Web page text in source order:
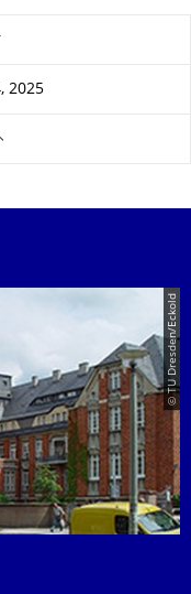
2025
© TU Dresden/Eckold